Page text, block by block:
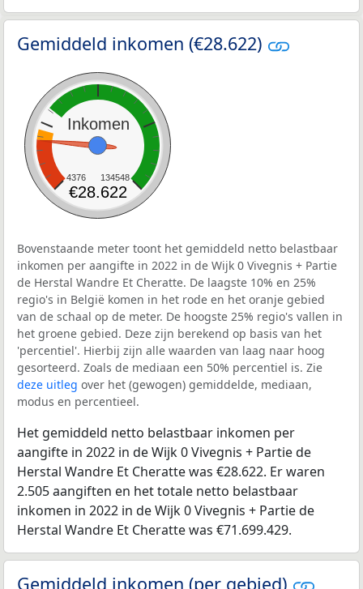
Gemiddeld inkomen (€28.622)
Inkomen
4376 134548
€28.622
Bovenstaande meter toont het gemiddeld netto belastbaar
inkomen per aangifte in 2022 in de Wijk 0 Vivegnis + Partie
de Herstal Wandre Et Cheratte. De laagste 10% en 25%
regio's in België komen in het rode en het oranje gebied
van de schaal op de meter. De hoogste 25% regio's vallen in
het groene gebied. Deze zijn berekend op basis van het
'percentiel'. Hierbij zijn alle waarden van laag naar hoog
gesorteerd. Zoals de mediaan een 50% percentiel is. Zie
deze uitleg over het (gewogen) gemiddelde, mediaan,
modus en percentieel.
Het gemiddeld netto belastbaar inkomen per
aangifte in 2022 in de Wijk 0 Vivegnis + Partie de
Herstal Wandre Et Cheratte was €28.622. Er waren
2.505 aangiften en het totale netto belastbaar
inkomen in 2022 in de Wijk 0 Vivegnis + Partie de
Herstal Wandre Et Cheratte was €71.699.429.
Gemiddeld inkomen (per gebied)